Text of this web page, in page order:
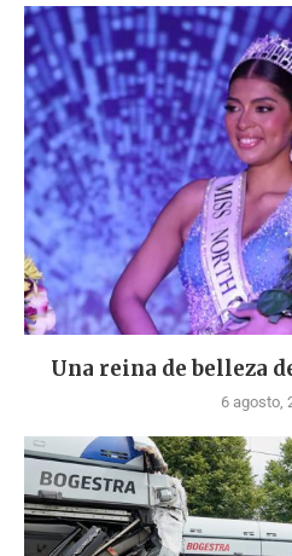
Una reina de belleza
6 agosto,